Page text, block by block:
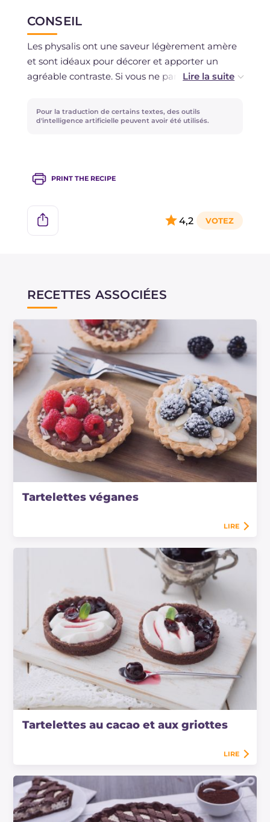
la crème au chocolat, en plaçant cette dernière
au réfrigérateur couverte de film plastique. La
pâte sablée peut être congelée enveloppée
dans du film plastique pendant 1 mois ; si
nécessaire, elle peut être décongelée
CONSEIL
Les physalis ont une saveur légèrement amère
et sont idéaux pour décorer et apporter un
agréable contraste. Si vous ne parvenez pas à
également choisir d'autres fruits pour garnir vos
tartelettes, comme des oranges ou de la noix de
enchantés!
Pour la traduction de certains textes, des outils
d'intelligence artificielle peuvent avoir été utilisés.
PRINT THE RECIPE
4,2
RECETTES ASSOCIÉES
Tartelettes véganes
LIRE
Tartelettes au cacao et aux griottes
LIRE